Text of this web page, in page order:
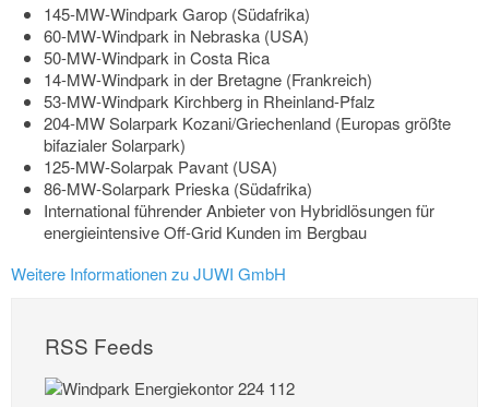
145-MW-Windpark Garop (Südafrika)
60-MW-Windpark in Nebraska (USA)
50-MW-Windpark in Costa Rica
14-MW-Windpark in der Bretagne (Frankreich)
53-MW-Windpark Kirchberg in Rheinland-Pfalz
204-MW Solarpark Kozani/Griechenland (Europas größte
bifazialer Solarpark)
125-MW-Solarpak Pavant (USA)
86-MW-Solarpark Prieska (Südafrika)
International führender Anbieter von Hybridlösungen für
energieintensive Off-Grid Kunden im Bergbau
Weitere Informationen zu JUWI GmbH
RSS Feeds